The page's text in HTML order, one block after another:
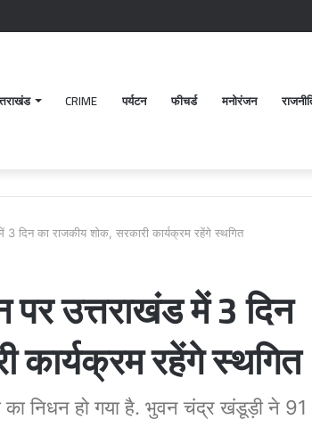
CRIME पर्यटन फीचर्ड मनोरंजन
दिन का राजकीय शोक, सरकारी कार्यक्रम रहेंगे स्थगित
उत्तराखंड में 3 दिन
कार्यक्रम रहेंगे स्थगित
निधन हो गया है. भुवन चंद्र खंडूड़ी ने 91
पटेलनगर
क्षेत्र
में
तिहरे